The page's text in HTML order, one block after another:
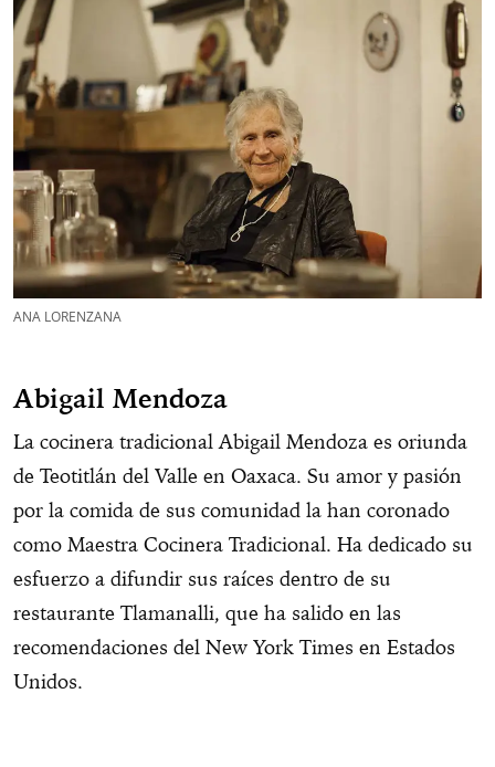
ANA LORENZANA
Abigail Mendoza
La cocinera tradicional Abigail Mendoza es oriunda
de Teotitlán del Valle en Oaxaca. Su amor y pasión
por la comida de sus comunidad la han coronado
como Maestra Cocinera Tradicional. Ha dedicado su
esfuerzo a difundir sus raíces dentro de su
restaurante Tlamanalli, que ha salido en las
recomendaciones del New York Times en Estados
Unidos.